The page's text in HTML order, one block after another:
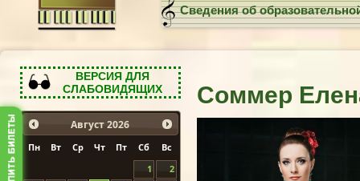
Сведения об
ВЕРСИЯ ДЛЯ
СЛАБОВИДЯЩИХ
Август 2026
Пн Вт Ср Чт Пт Сб
Вс
1
2
Соммер